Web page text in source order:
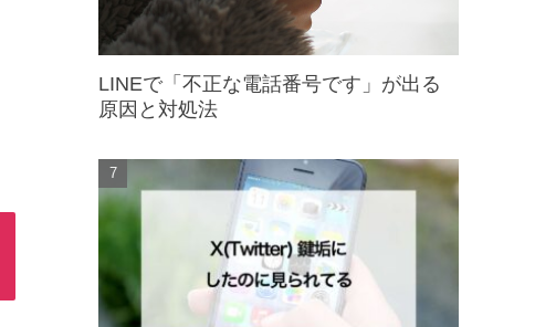
LINEで「不正な電話番号です」が出る
原因と対処法